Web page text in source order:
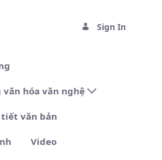
Sign In
văn hóa văn nghệ
tiết văn bản
Video